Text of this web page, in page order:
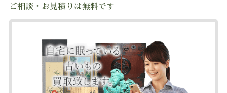
ご相談・お見積りは無料です